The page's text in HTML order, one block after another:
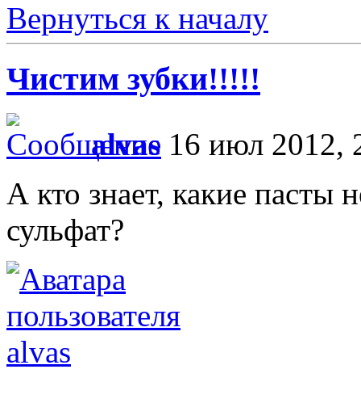
Вернуться к началу
Чистим зубки!!!!!
alvas 16 июл 2012,
А кто знает, какие пасты
сульфат?
alvas